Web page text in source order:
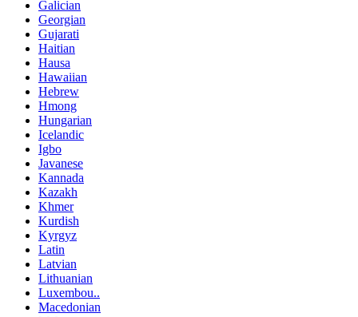
Galician
Georgian
Gujarati
Haitian
Hausa
Hawaiian
Hebrew
Hmong
Hungarian
Icelandic
Igbo
Javanese
Kannada
Kazakh
Khmer
Kurdish
Kyrgyz
Latin
Latvian
Lithuanian
Luxembou..
Macedonian